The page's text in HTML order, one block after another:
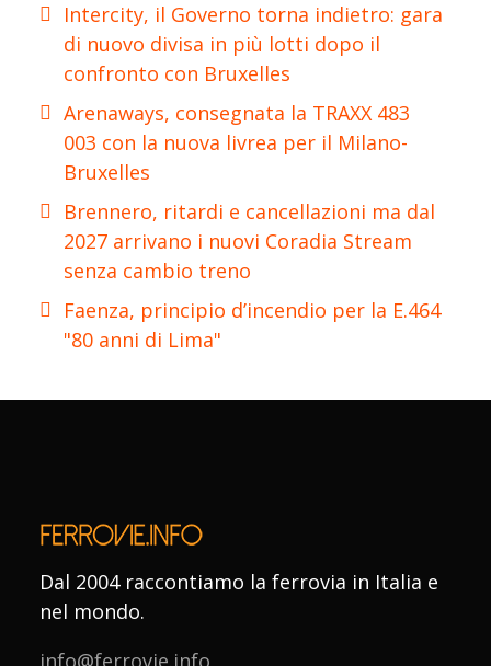
Intercity, il Governo torna indietro: gara
di nuovo divisa in più lotti dopo il
confronto con Bruxelles
Arenaways, consegnata la TRAXX 483
003 con la nuova livrea per il Milano-
Bruxelles
Brennero, ritardi e cancellazioni ma dal
2027 arrivano i nuovi Coradia Stream
senza cambio treno
Faenza, principio d’incendio per la E.464
"80 anni di Lima"
Dal 2004 raccontiamo la ferrovia in Italia e
nel mondo.
info@ferrovie.info